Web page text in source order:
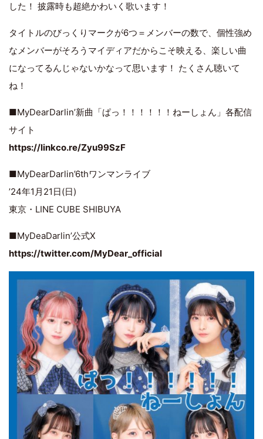
した！ 披露時も超絶かわいく歌います！
タイトルのびっくりマークが6つ＝メンバーの数で、個性強め
なメンバーがそろうマイディアだからこそ映える、楽しい曲
になってるんじゃないかなって思います！ たくさん聴いて
ね！
■MyDearDarlin’新曲「ぱっ！！！！！！ねーしょん」各配信
サイト
https://linkco.re/Zyu99SzF
■MyDearDarlin’6thワンマンライブ
’24年1月21日(日)
東京・LINE CUBE SHIBUYA
■MyDeaDarlin’公式X
https://twitter.com/MyDear_official